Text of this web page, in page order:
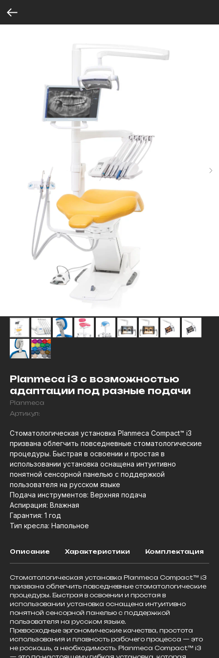
Planmeca i3 с возможностью
адаптации под разные подачи
Planmeca
Артикул:
Стоматологическая установка Planmeca Compact™ i3
призвана облегчить повседневные стоматологические
процедуры. Быстрая в освоении и простая в
использовании установка оснащена интуитивно
понятной сенсорной панелью с поддержкой
пользователя на русском языке
Подача инструментов: Верхняя подача
Аспирация: Влажная
Гарантия: 1 год
Тип кресла: Напольное
Описание Характеристики Комплектация
Стоматологическая установка Planmeca Compact™ i3
призвана облегчить повседневные стоматологические
процедуры. Быстрая в освоении и простая в
использовании установка оснащена интуитивно
понятной сенсорной панелью с поддержкой
пользователя на русском языке.
Превосходные эргономические качества, простота
использования и плавность рабочего процесса — это
не роскошь, а необходимость. Planmeca Compact™ i3